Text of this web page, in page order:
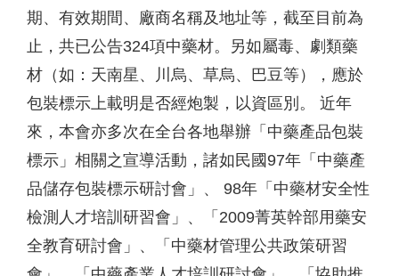
期、有效期間、廠商名稱及地址等，截至目前為
止，共已公告324項中藥材。另如屬毒、劇類藥
材（如：天南星、川烏、草烏、巴豆等），應於
包裝標示上載明是否經炮製，以資區別。 近年
來，本會亦多次在全台各地舉辦「中藥產品包裝
標示」相關之宣導活動，諸如民國97年「中藥產
品儲存包裝標示研討會」、 98年「中藥材安全性
檢測人才培訓研習會」、「2009菁英幹部用藥安
全教育研討會」、「中藥材管理公共政策研習